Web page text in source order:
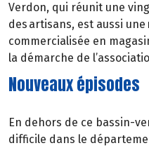
Verdon, qui réunit une
des artisans, est aussi
commercialisée en
la démarche de
Nouveaux épisodes
En dehors de ce bassin-
difficile dans le